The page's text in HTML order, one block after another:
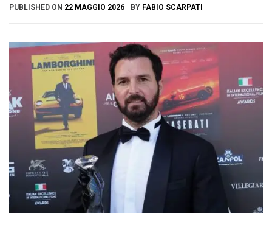
PUBLISHED ON 22 MAGGIO 2026 BY FABIO SCARPATI